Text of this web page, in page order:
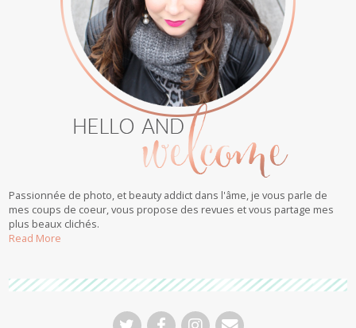
Passionnée de photo, et beauty addict dans l'âme, je vous parle de
mes coups de coeur, vous propose des revues et vous partage mes
plus beaux clichés.
Read More